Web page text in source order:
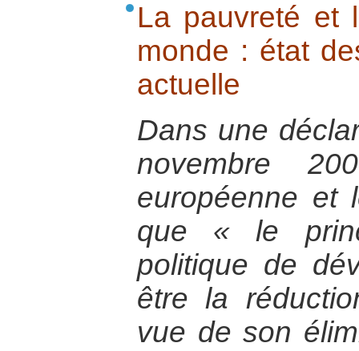
La pauvreté et
monde : état
actuelle
Dans une
novembre
européenne et
que « le
politique de
être la
vue de son